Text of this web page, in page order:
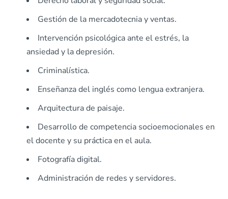
Gestión de la mercadotecnia y ventas.
Intervención psicológica ante el estrés, la
ansiedad y la depresión.
Criminalística.
Enseñanza del inglés como lengua extranjera.
Arquitectura de paisaje.
Desarrollo de competencia socioemocionales en
el docente y su práctica en el aula.
Fotografía digital.
Administración de redes y servidores.